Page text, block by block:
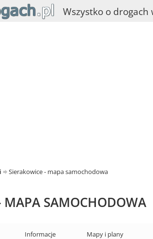
Wszystko o drogach
Sierakowice - mapa samochodowa
MAPA SAMOCHODOWA
Informacje Mapy i plany